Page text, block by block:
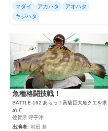
マダイ アカハタ
アオハタ
キジハタ
魚種格闘技戦！
BATTLE-162 あらっ！高級巨大魚クエを求
めて
佐賀県 呼子沖
出演者: 村田 基